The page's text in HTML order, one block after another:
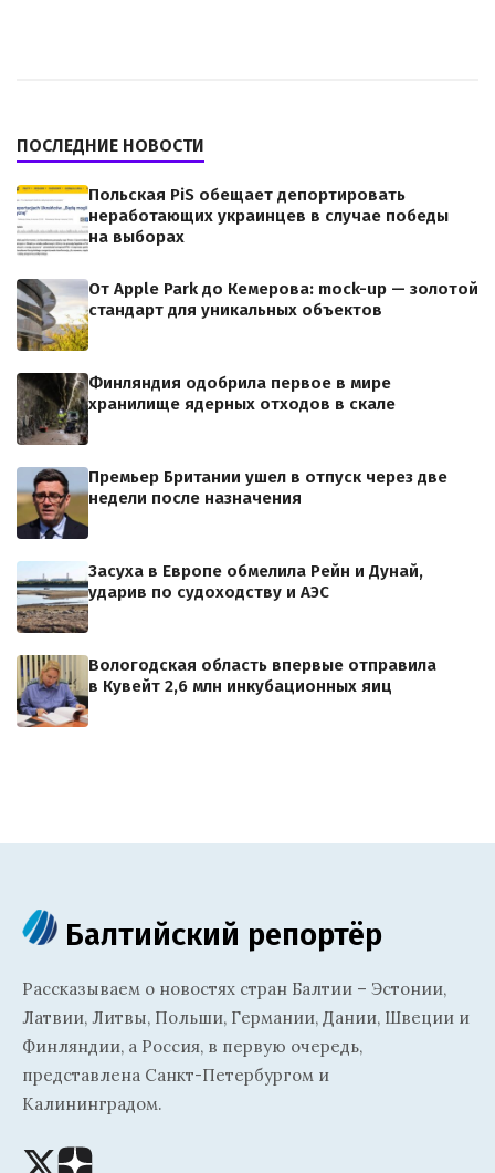
ПОСЛЕДНИЕ НОВОСТИ
Польская PiS обещает депортировать
неработающих украинцев в случае победы
на выборах
От Apple Park до Кемерова: mock-up — золотой
стандарт для уникальных объектов
Финляндия одобрила первое в мире
хранилище ядерных отходов в скале
Премьер Британии ушел в отпуск через две
недели после назначения
Засуха в Европе обмелила Рейн и Дунай,
ударив по судоходству и АЭС
Вологодская область впервые отправила
в Кувейт 2,6 млн инкубационных яиц
Балтийский репортёр
Рассказываем о новостях стран Балтии – Эстонии,
Латвии, Литвы, Польши, Германии, Дании, Швеции и
Финляндии, а Россия, в первую очередь,
представлена Санкт-Петербургом и
Калининградом.